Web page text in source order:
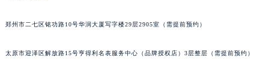
郑州市二七区铭功路10号华润大厦写字楼29层2905室（需提前预约）
太原市迎泽区解放路15号亨得利名表服务中心（品牌授权店）3层整层（需提前预约）